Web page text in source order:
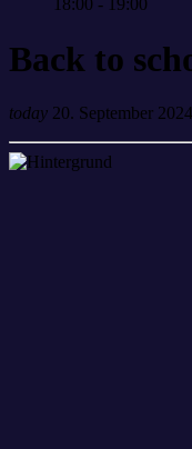
18:00 - 19:00
Back to
today 20. September 2024